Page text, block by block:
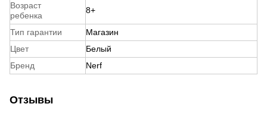
Возраст
ребенка
8+
Тип гарантии
Магазин
Цвет
Белый
Бренд
Nerf
Отзывы